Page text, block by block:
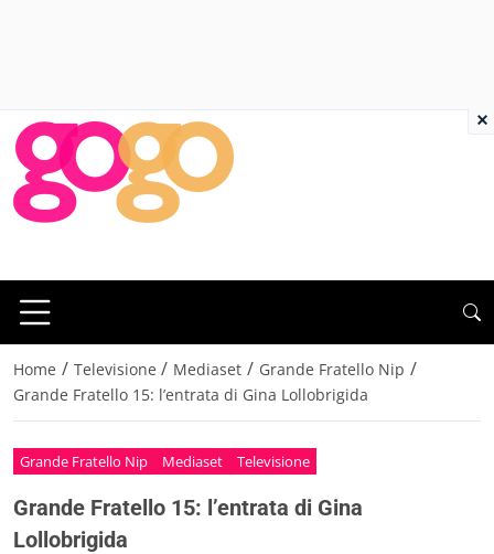
Home / Televisione / Mediaset / Grande Fratello Nip /
Grande Fratello 15: l’entrata di Gina Lollobrigida
Grande Fratello Nip Mediaset Televisione
Grande Fratello 15: l’entrata di Gina
Lollobrigida
×